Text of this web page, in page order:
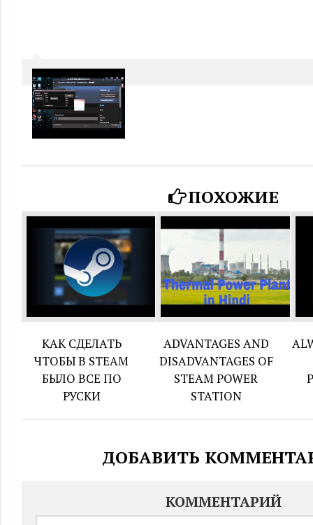
ПОХОЖИЕ
КАК СДЕЛАТЬ
ЧТОБЫ В STEAM
БЫЛО ВСЕ ПО
РУСКИ
ADVANTAGES AND
DISADVANTAGES OF
STEAM POWER
STATION
ДОБАВИТЬ
КОММЕНТАРИЙ